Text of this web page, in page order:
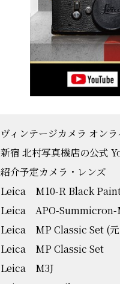
ヴィンテージカメラ オン
新宿 北村写真機店の公式
紹介予定カメラ・レンズ
Leica M10-R Black
Leica APO-Summicron-
Leica MP Classic Set (元
Leica MP Classic Set
Leica M3J